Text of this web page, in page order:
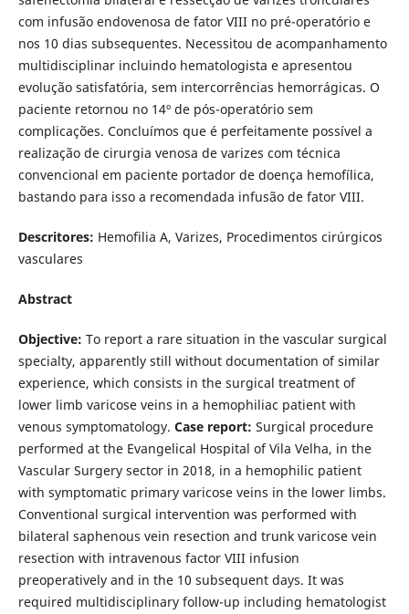
com infusão endovenosa de fator VIII no pré-operatório e
nos 10 dias subsequentes. Necessitou de acompanhamento
multidisciplinar incluindo hematologista e apresentou
evolução satisfatória, sem intercorrências hemorrágicas. O
paciente retornou no 14º de pós-operatório sem
complicações. Concluí­mos que é perfeitamente possí­vel a
realização de cirurgia venosa de varizes com técnica
convencional em paciente portador de doença hemofí­lica,
bastando para isso a recomendada infusão de fator VIII.
Descritores: Hemofilia A, Varizes, Procedimentos cirúrgicos
vasculares
Abstract
Objective: To report a rare situation in the vascular surgical
specialty, apparently still without documentation of similar
experience, which consists in the surgical treatment of
lower limb varicose veins in a hemophiliac patient with
venous symptomatology. Case report: Surgical procedure
performed at the Evangelical Hospital of Vila Velha, in the
Vascular Surgery sector in 2018, in a hemophilic patient
with symptomatic primary varicose veins in the lower limbs.
Conventional surgical intervention was performed with
bilateral saphenous vein resection and trunk varicose vein
resection with intravenous factor VIII infusion
preoperatively and in the 10 subsequent days. It was
required multidisciplinary follow-up including hematologist